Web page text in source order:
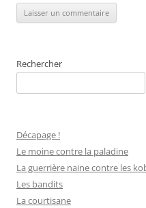
Rechercher
Décapage !
Le moine contre la paladine
La guerrière naine contre les
Les bandits
La courtisane